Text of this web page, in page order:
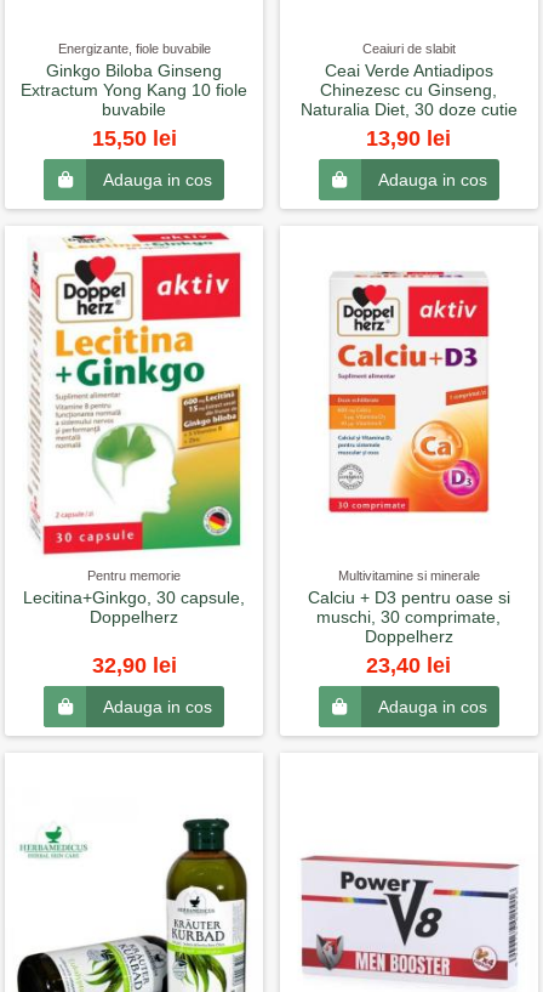
Energizante, fiole buvabile
Ginkgo Biloba Ginseng
Extractum Yong Kang 10 fiole
buvabile
15,50 lei
Adauga in cos
Ceaiuri de slabit
Ceai Verde Antiadipos
Chinezesc cu Ginseng,
Naturalia Diet, 30 doze cutie
13,90 lei
Adauga in cos
Pentru memorie
Lecitina+Ginkgo, 30 capsule,
Doppelherz
32,90 lei
Adauga in cos
Multivitamine si minerale
Calciu + D3 pentru oase si
muschi, 30 comprimate,
Doppelherz
23,40 lei
Adauga in cos